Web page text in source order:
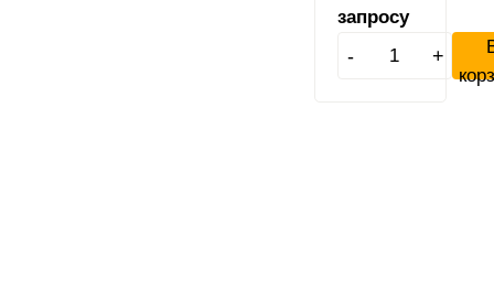
запросу
- +